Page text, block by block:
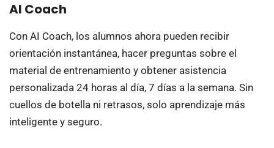
AI Coach
Con AI Coach, los alumnos ahora pueden recibir
orientación instantánea, hacer preguntas sobre el
material de entrenamiento y obtener asistencia
personalizada 24 horas al día, 7 días a la semana. Sin
cuellos de botella ni retrasos, solo aprendizaje más
inteligente y seguro.